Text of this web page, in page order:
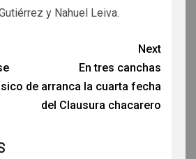
y Nahuel Leiva.
de
Next
En tres canchas
arranca la cuarta fecha
del Clausura chacarero